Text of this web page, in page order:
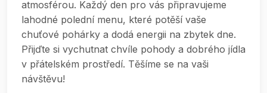
atmosférou. Každý den pro vás připravujeme
lahodné polední menu, které potěší vaše
chuťové pohárky a dodá energii na zbytek dne.
Přijďte si vychutnat chvíle pohody a dobrého jídla
v přátelském prostředí. Těšíme se na vaši
návštěvu!